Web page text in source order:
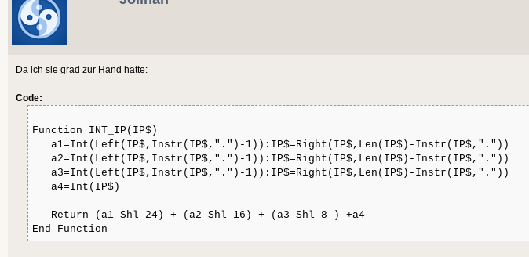
Da ich sie grad zur Hand hatte:
Code:
Function INT_IP(IP$)
a1=Int(Left(IP$,Instr(IP$,".")-1)):IP$=Right(IP$,Len(IP$)-Instr(IP$,"."))
a2=Int(Left(IP$,Instr(IP$,".")-1)):IP$=Right(IP$,Len(IP$)-Instr(IP$,"."))
a3=Int(Left(IP$,Instr(IP$,".")-1)):IP$=Right(IP$,Len(IP$)-Instr(IP$,"."))
a4=Int(IP$)
Return (a1 Shl 24) + (a2 Shl 16) + (a3 Shl 8 ) +a4
End Function